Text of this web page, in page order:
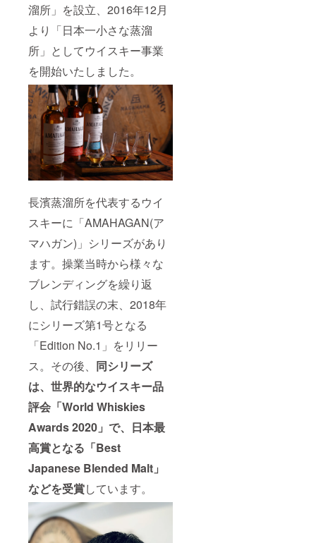
溜所」を設立、2016年12月
より「日本一小さな蒸溜
所」としてウイスキー事業
を開始いたしました。
長濱蒸溜所を代表するウイ
スキーに「AMAHAGAN(ア
マハガン)」シリーズがあり
ます。操業当時から様々な
ブレンディングを繰り返
し、試行錯誤の末、2018年
にシリーズ第1号となる
「Edition No.1」をリリー
ス。その後、 同シリーズ
は、世界的なウイスキー品
評会「World Whiskies
Awards 2020」で、日本最
高賞となる「Best
Japanese Blended Malt」
などを受賞しています。